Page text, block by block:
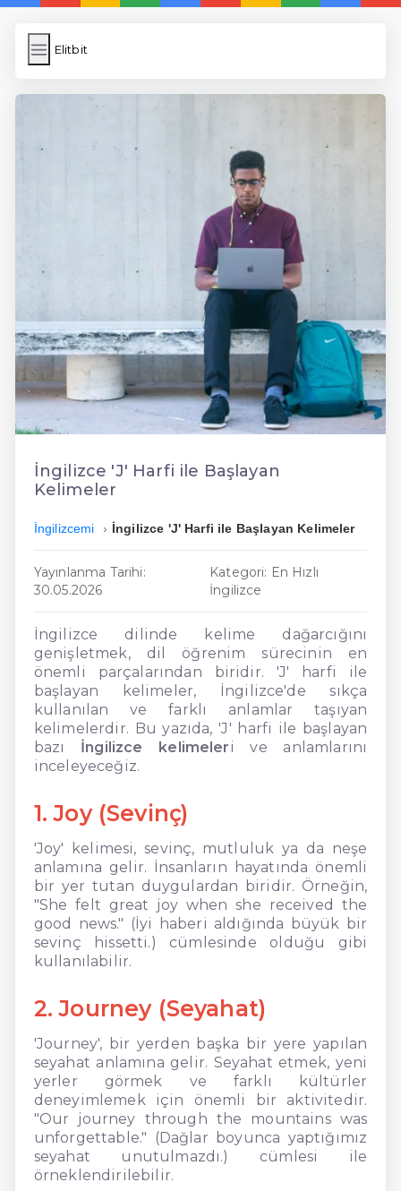
Elitbit
Elitbit
En Hızlı İngilizce
En Kolay İngilizce
En Ucuz İngilizce
En Uygun İngilizce
İngilizce 'J' Harfi ile Başlayan
Kelimeler
İngilizcemi İngilizce 'J' Harfi ile Başlayan Kelimeler
Yayınlanma Tarihi:
30.05.2026
Kategori: En Hızlı
İngilizce
İngilizce dilinde kelime dağarcığını
genişletmek, dil öğrenim sürecinin en
önemli parçalarından biridir. 'J' harfi ile
başlayan kelimeler, İngilizce'de sıkça
kullanılan ve farklı anlamlar taşıyan
kelimelerdir. Bu yazıda, 'J' harfi ile başlayan
bazı İngilizce kelimeleri ve anlamlarını
inceleyeceğiz.
1. Joy (Sevinç)
'Joy' kelimesi, sevinç, mutluluk ya da neşe
anlamına gelir. İnsanların hayatında önemli
bir yer tutan duygulardan biridir. Örneğin,
"She felt great joy when she received the
good news." (İyi haberi aldığında büyük bir
sevinç hissetti.) cümlesinde olduğu gibi
kullanılabilir.
2. Journey (Seyahat)
'Journey', bir yerden başka bir yere yapılan
seyahat anlamına gelir. Seyahat etmek, yeni
yerler görmek ve farklı kültürler
deneyimlemek için önemli bir aktivitedir.
"Our journey through the mountains was
unforgettable." (Dağlar boyunca yaptığımız
seyahat unutulmazdı.) cümlesi ile
örneklendirilebilir.